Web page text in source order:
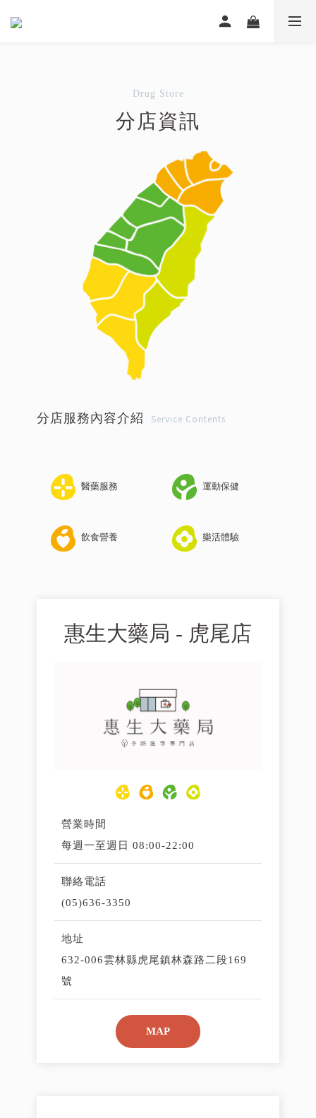
Drug Store
分店資訊
分店服務內容介紹 Service Contents
醫藥服務 運動保健
飲食營養 樂活體驗
惠生大藥局 - 虎尾店
營業時間
每週一至週日 08:00-22:00
聯絡電話
(05)636-3350
地址
632-006雲林縣虎尾鎮林森路二段169
號
MAP